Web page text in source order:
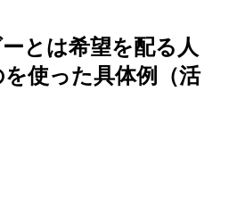
とは希望を配る人
使った具体例（活